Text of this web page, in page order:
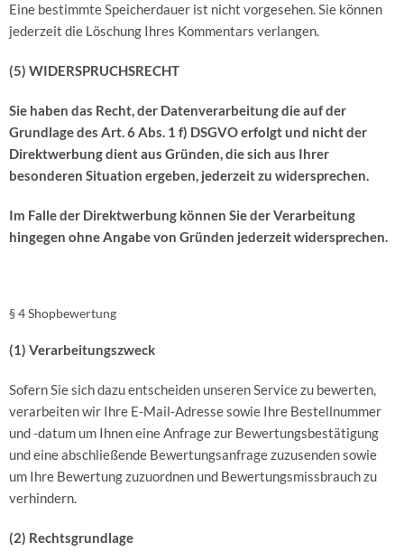
Eine bestimmte Speicherdauer ist nicht vorgesehen. Sie können
jederzeit die Löschung Ihres Kommentars verlangen.
(5) WIDERSPRUCHSRECHT
Sie haben das Recht, der Datenverarbeitung die auf der
Grundlage des Art. 6 Abs. 1 f) DSGVO erfolgt und nicht der
Direktwerbung dient aus Gründen, die sich aus Ihrer
besonderen Situation ergeben, jederzeit zu widersprechen.
Im Falle der Direktwerbung können Sie der Verarbeitung
hingegen ohne Angabe von Gründen jederzeit widersprechen.
§ 4 Shopbewertung
(1) Verarbeitungszweck
Sofern Sie sich dazu entscheiden unseren Service zu bewerten,
verarbeiten wir Ihre E-Mail-Adresse sowie Ihre Bestellnummer
und -datum um Ihnen eine Anfrage zur Bewertungsbestätigung
und eine abschließende Bewertungsanfrage zuzusenden sowie
um Ihre Bewertung zuzuordnen und Bewertungsmissbrauch zu
verhindern.
(2) Rechtsgrundlage